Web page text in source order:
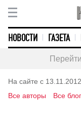
НОВОСТИ ГАЗЕТА
На сайте с 13.11.2012
Все авторы
Все